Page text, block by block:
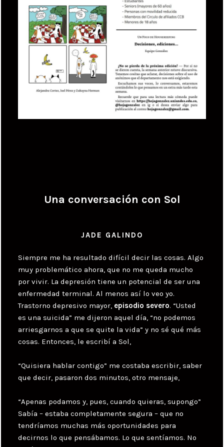
Una conversación con Sol
JADE GALINDO
Siempre me ha resultado difícil decir las cosas. Algo
muy problemático ahora, que no me queda mucho
por vivir. La depresión tiene un potencial de ser una
enfermedad terminal. Al menos así lo veo yo.
Trastorno depresivo mayor, episodio severo. “Usted
es una suicida” me dijeron aquel día, “no podemos
arriesgarnos a que se quite la vida” y no sé qué más
cosas. Entonces, le escribí a Sol,
“Quisiera hablar contigo” me costaba escribir, saber
que decir, pasaron dos minutos, otro mensaje,
“Apenas podamos y, pues, cuando quieras, supongo”
Sabía – estaba completamente segura – que no
tendríamos muchas más oportunidades para
decirnos lo que pensábamos. Lo que sentíamos. No